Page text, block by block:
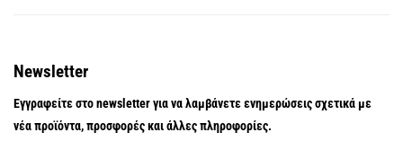
Newsletter
Εγγραφείτε στο newsletter για να λαμβάνετε ενημερώσεις σχετικά με
νέα προϊόντα, προσφορές και άλλες πληροφορίες.